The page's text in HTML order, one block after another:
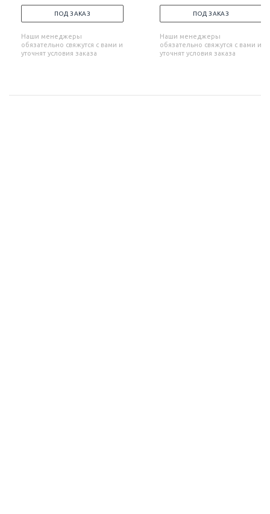
ПОД ЗАКАЗ
Наши менеджеры
обязательно свяжутся с вами и
уточнят условия заказа
ПОД ЗАКАЗ
Наши менеджеры
обязательно свяжутся с вами и
уточнят условия заказа